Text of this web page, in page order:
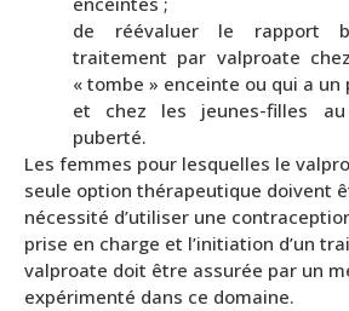
de réévaluer le rapport
traitement par valproate
« tombe » enceinte ou qui a
et chez les jeunes-filles
puberté.
Les femmes pour lesquelles le
seule option thérapeutique doivent
nécessité d’utiliser une
prise en charge et l’initiation d’un
valproate doit être assurée par un
expérimenté dans ce domaine.